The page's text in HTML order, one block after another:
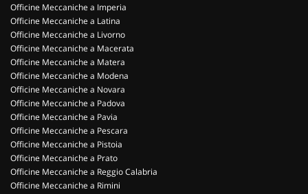
Officine Meccaniche a Imperia
Officine Meccaniche a Latina
Officine Meccaniche a Livorno
Officine Meccaniche a Macerata
Officine Meccaniche a Matera
Officine Meccaniche a Modena
Officine Meccaniche a Novara
Officine Meccaniche a Padova
Officine Meccaniche a Pavia
Officine Meccaniche a Pescara
Officine Meccaniche a Pistoia
Officine Meccaniche a Prato
Officine Meccaniche a Reggio Calabria
Officine Meccaniche a Rimini